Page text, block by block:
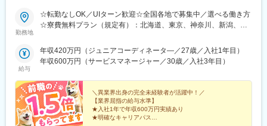
勤務地
☆転勤なしOK／UIターン歓迎☆全国各地で募集中／選べる働き方
☆寮費無料プラン（規定有）：北海道、東京、神奈川、新潟、三
ス】◇地元採用・転勤なし可■東北／北海道、青森、岩手、宮城、
山形、福島■関東甲信越／茨城、栃木、群馬、埼玉、千葉、東京、
■関西／滋賀、京都、大阪、兵庫、奈良、和歌山■中国・四国／岡
山、広島、山口、徳島、香川、愛媛、高知■九州／福岡、佐賀、長
崎、熊本、大分、宮崎、鹿児島、沖縄☆江戸川・川崎・湘南・川
越・香川・徳島・青森・多摩川にて新規オープン★別事業へのキ
ャリアチェンジによる昇格可能☆ページ下部「勤務地の一例」も
給与
年収420万円（ジュニアコーディネータ―／27歳／入社1年目）
年収600万円（サービスマネージャー／30歳／入社3年目）
＼異業界出身の完全未経験者が活躍中！／
【業界屈指の給与水準】
★入社1年で年収600万円実績あり
★明確なキャリアパス